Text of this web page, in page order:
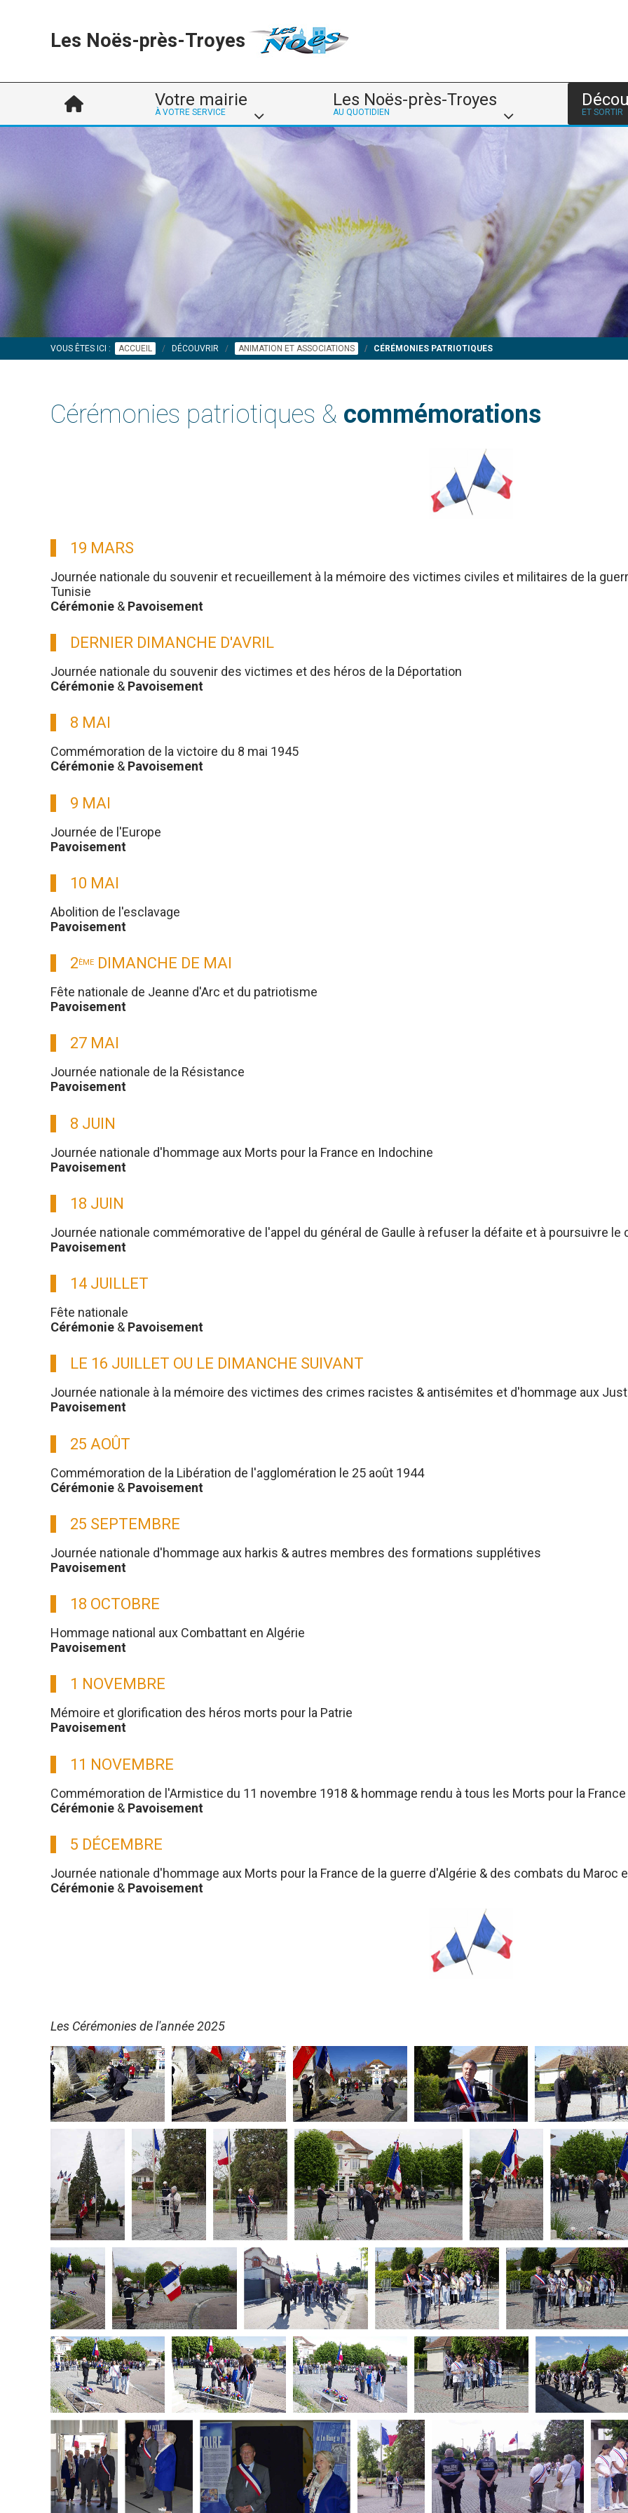
Les Noës-près-Troyes
Votre mairie
À VOTRE SERVICE
Les Noës-près-Troyes
AU QUOTIDIEN ET SORTIR
VOUS ÊTES ICI : ACCUEIL DÉCOUVRIR ANIMATION ET ASSOCIATIONS CÉRÉMONIES PATRIOTIQUES
Cérémonies patriotiques & commémorations
19 MARS
Journée nationale du souvenir et recueillement à la mémoire des victimes civiles et militaires de la
Tunisie
Cérémonie & Pavoisement
DERNIER DIMANCHE D'AVRIL
Journée nationale du souvenir des victimes et des héros de la Déportation
Cérémonie & Pavoisement
8 MAI
Commémoration de la victoire du 8 mai 1945
Cérémonie & Pavoisement
9 MAI
Journée de l'Europe
Pavoisement
10 MAI
Abolition de l'esclavage
Pavoisement
2ÈME DIMANCHE DE MAI
Fête nationale de Jeanne d'Arc et du patriotisme
Pavoisement
27 MAI
Journée nationale de la Résistance
Pavoisement
8 JUIN
Journée nationale d'hommage aux Morts pour la France en Indochine
Pavoisement
18 JUIN
Journée nationale commémorative de l'appel du général de Gaulle à refuser la défaite et à poursuivre
Pavoisement
14 JUILLET
Fête nationale
Cérémonie & Pavoisement
LE 16 JUILLET OU LE DIMANCHE SUIVANT
Journée nationale à la mémoire des victimes des crimes racistes & antisémites et d'hommage aux
Pavoisement
25 AOÛT
Commémoration de la Libération de l'agglomération le 25 août 1944
Cérémonie & Pavoisement
25 SEPTEMBRE
Journée nationale d'hommage aux harkis & autres membres des formations supplétives
Pavoisement
18 OCTOBRE
Hommage national aux Combattant en Algérie
Pavoisement
1 NOVEMBRE
Mémoire et glorification des héros morts pour la Patrie
Pavoisement
11 NOVEMBRE
Commémoration de l'Armistice du 11 novembre 1918 & hommage rendu à tous les Morts pour la France
Cérémonie & Pavoisement
5 DÉCEMBRE
Journée nationale d'hommage aux Morts pour la France de la guerre d'Algérie & des combats du Maroc
Cérémonie & Pavoisement
Les Cérémonies de l'année 2025